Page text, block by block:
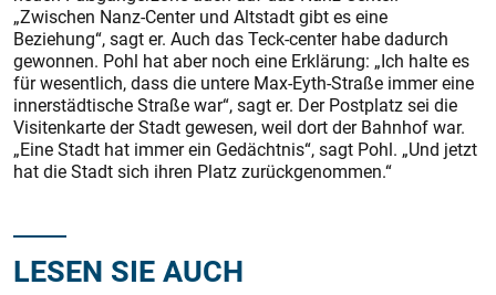
„Zwischen Nanz-Center und Altstadt gibt es eine
Beziehung“, sagt er. Auch das Teck-center habe dadurch
gewonnen. Pohl hat aber noch eine Erklärung: „Ich halte es
für wesentlich, dass die untere Max-Eyth-Straße immer eine
innerstädtische Straße war“, sagt er. Der Postplatz sei die
Visitenkarte der Stadt gewesen, weil dort der Bahnhof war.
„Eine Stadt hat immer ein Gedächtnis“, sagt Pohl. „Und jetzt
hat die Stadt sich ihren Platz zurückgenommen.“
LESEN SIE AUCH